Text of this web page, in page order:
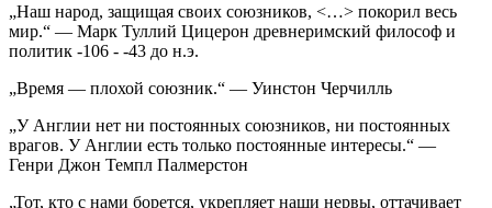
„Наш народ, защищая своих союзников, <…> покорил весь
мир.“ — Марк Туллий Цицерон древнеримский философ и
политик -106 - -43 до н.э.
„Время — плохой союзник.“ — Уинстон Черчилль
„У Англии нет ни постоянных союзников, ни постоянных
врагов. У Англии есть только постоянные интересы.“ —
Генри Джон Темпл Палмерстон
„Тот, кто с нами борется, укрепляет наши нервы, оттачивает